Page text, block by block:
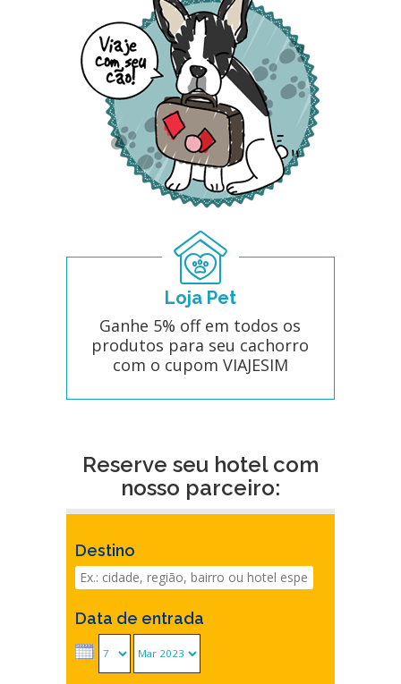
Loja Pet
Ganhe 5% off em todos os
produtos para seu cachorro
com o cupom VIAJESIM
Reserve seu hotel com
nosso parceiro:
Destino
Data de entrada